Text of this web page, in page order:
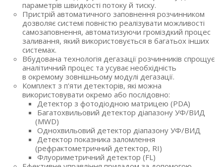
параметрів швидкості потоку й тиску.
Пристрій автоматичного заповнення розчинником
дозволяє системі повністю реалізувати можливості
самозаповнення, автоматизуючи громіздкий процес
заливання, який використовується в багатьох інших
системах.
Вбудована технологія дегазації розчинників спрощує
аналітичний процес та усуває необхідність
в окремому зовнішньому модулі дегазації.
Комплект з п'яти детекторів, які можна
використовувати окремо або послідовно:
Детектор з фотодіодною матрицею (PDA)
Багатохвильовий детектор діапазону УФ/ВИД
(MWD)
Однохвильовий детектор діапазону УФ/ВИД
Детектор показника заломлення
(рефрактометричний детектор, RI)
Флуориметричний детектор (FL )